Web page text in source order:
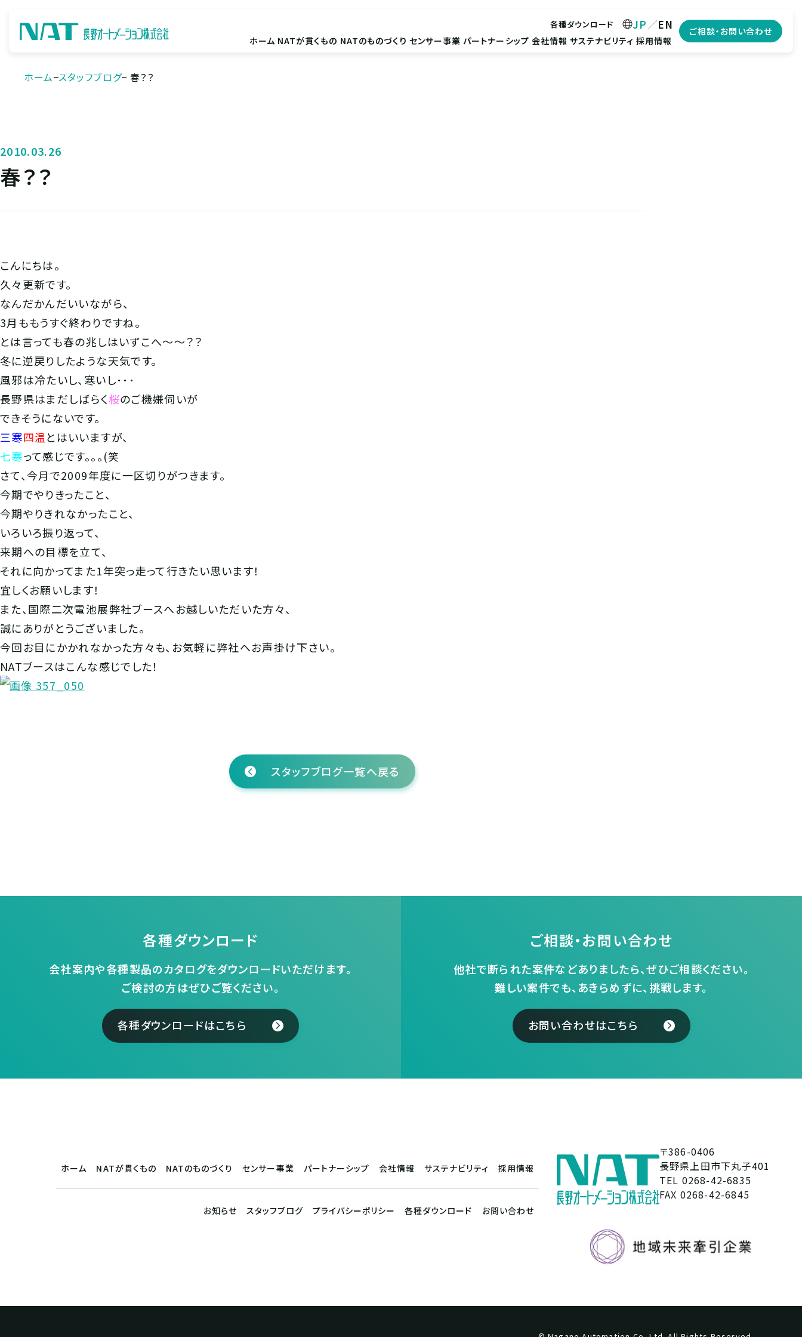
ホーム NATが貫くもの NATのものづくり センサー事業 パートナーシップ 会社情報 サステナビリティ 採用情報
各種ダウンロード EN
JP ご相談・お問い合わせ
ホーム スタッフブログ 春？？
2010.03.26
春？？
こんにちは。
久々更新です。
なんだかんだいいながら、
3月ももうすぐ終わりですね。
とは言っても春の兆しはいずこへ～～？？
冬に逆戻りしたような天気です。
風邪は冷たいし、寒いし･･･
長野県はまだしばらく桜のご機嫌伺いが
できそうにないです。
三寒四温とはいいますが、
七寒って感じです。。。(笑
さて、今月で2009年度に一区切りがつきます。
今期でやりきったこと、
今期やりきれなかったこと、
いろいろ振り返って、
来期への目標を立て、
それに向かってまた1年突っ走って行きたい思います！
宜しくお願いします！
また、国際二次電池展弊社ブースへお越しいただいた方々、
誠にありがとうございました。
今回お目にかかれなかった方々も、お気軽に弊社へお声掛け下さい。
NATブースはこんな感じでした！
スタッフブログ一覧へ戻る
各種ダウンロード
会社案内や各種製品のカタログをダウンロードいただけます。
ご検討の方はぜひご覧ください。
各種ダウンロードはこちら
ご相談・お問い合わせ
他社で断られた案件などありましたら、ぜひご相談ください。
難しい案件でも、あきらめずに、挑戦します。
お問い合わせはこちら
〒386-0406
長野県上田市下丸子401
TEL 0268-42-6835
FAX 0268-42-6845
ホーム NATが貫くもの NATのものづくり センサー事業 パートナーシップ 会社情報 サステナビリティ 採用情報
お知らせ スタッフブログ プライバシーポリシー 各種ダウンロード お問い合わせ